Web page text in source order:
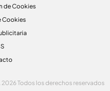
de Cookies
Cookies
Todos los derechos reservados